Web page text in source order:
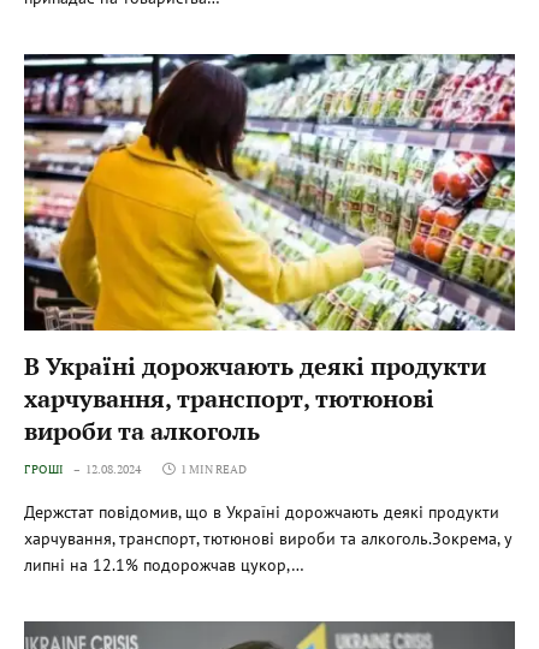
В Україні дорожчають деякі продукти
харчування, транспорт, тютюнові
вироби та алкоголь
ГРОШІ 12.08.2024 1 MIN READ
Держстат повідомив, що в Україні дорожчають деякі продукти
харчування, транспорт, тютюнові вироби та алкоголь.Зокрема, у
липні на 12.1% подорожчав цукор,…